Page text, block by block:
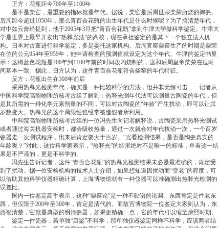
正方：花瓶距今700年至1100年
是不是柴窑，最重要的指标就是年代。据说，柴窑是后周世宗柴荣所烧的御瓷。
后周距今超过1050年，那么青百合花瓶的出生年代是什么时候呢？为了搞清楚年代，
对中如云曾经提到，他于2005年3月把“青百合花瓶”拿到牛津大学做科学鉴定。牛津大
学是世界上最早开发出“热释光法”的高校，现在承担鉴定的是其下一个独立法人机
构。日本对古董进行科学鉴定，多是委托这家机构。后周官窑柴窑生产的时期是柴荣
在位的公元954年至959年，他申请检查的预测值就设定为这个年代。牛津的鉴定书显
示：这樽蓝色花瓶是700年到1100年前的时间段内烧制的，这和后周皇帝柴荣在位时
间基本一致。据此，日方认为，这件青百合花瓶符合柴窑的年代特征。
反方：花瓶出生在300年前后
采用热释光检测年代，确实是一种比较科学的方法，但并非无懈可击——记者从
中国科学院高能物理所核考古组了解到：热释光测年代法可以测量古陶瓷的年代，但
是其所需的一种化学元素剂量的不同，可以对古陶瓷的“年龄”产生扰动，即可以让其
岁数变大。热释光的这个局限性也经常被造假者所利用。
中科院高能物理所核考古组的一位冯先生向记者解释说，古陶瓷采用热释光测试
或者通过海关机器安检时，都会吸收热量，通过一次就会对年代扰动一次，一个百岁
瓷器走一次测试程序，出来后肯定要大于百岁。“光看检测结果，是否是陶瓷真实的
年龄呢？”对此，这位科学家表示，“热释光”的结果绝对不是唯一的标准，单看这一结
果是不严谨的，更是不科学的。
冯先生告诉记者，这件“青百合花瓶”的热释光检测结果未必是最准确的，肯定受
到了扰动。据一位安检机构的技术人士介绍，如果想知道因扰动而“变老”的程度，可
以借助其他科学仪器精确计算，上海博物馆就有一种仪器可以准确测出热释光检测的
误差比。
国内一位鉴定高手表示，这种“柴窑论”是一种不贴谱的论调。东西肯定是件老东
西，但仅限于200年至300年，肯定是清代的。而故宫博物院一位鉴定大家则认为，东
西很清楚，它就是典型的明清瓷器，如果更精确一点，它的年代可以缩至康熙时期。
鉴定一件瓷器，若单独“目鉴”不科学，那单独仪器鉴定同样不科学，应该两者结